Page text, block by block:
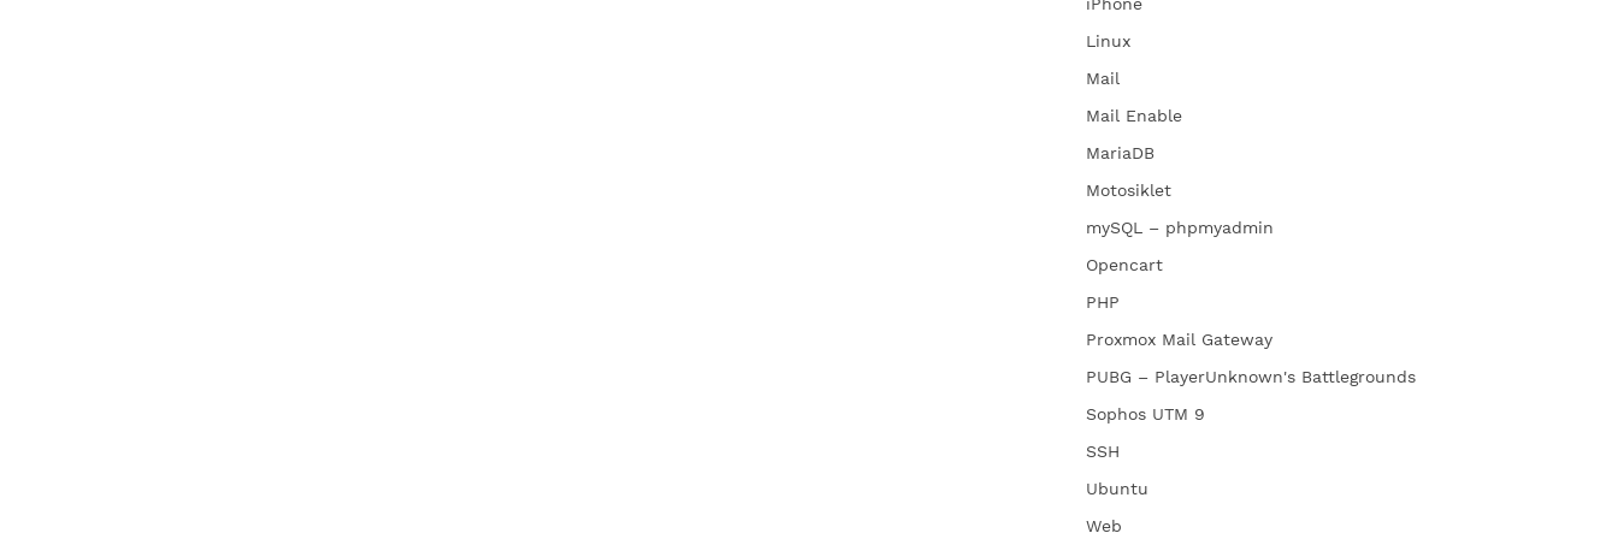
Linux
Mail
Mail Enable
MariaDB
Motosiklet
mySQL – phpmyadmin
Opencart
PHP
Proxmox Mail Gateway
PUBG – PlayerUnknown's Battlegrounds
Sophos UTM 9
SSH
Ubuntu
Web